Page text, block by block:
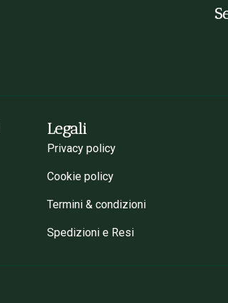
Legali
Privacy policy
Cookie policy
Termini & condizioni
Spedizioni e Resi